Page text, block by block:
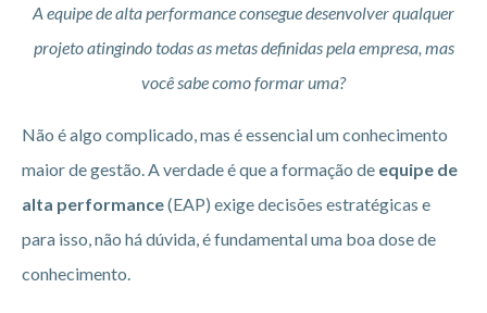
A equipe de alta performance consegue desenvolver qualquer
projeto atingindo todas as metas definidas pela empresa, mas
você sabe como formar uma?
Não é algo complicado, mas é essencial um conhecimento
maior de gestão. A verdade é que a formação de equipe de
alta performance(EAP) exige decisões estratégicas e
para isso, não há dúvida, é fundamental uma boa dose de
conhecimento.